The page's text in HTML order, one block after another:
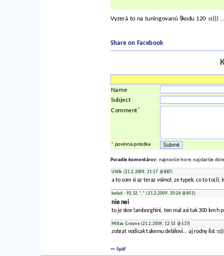
Vyzerá to na tuningovanú Škodu 120 :o)))
Share on Facebook
Name
Subject
Comment*
* povinná položka
Poradie komentárov: najnovšie hore, najstaršie dole
Uhlik (21.2.2009, 21:17 @887)
a to som si az teraz vsimol, ze typek, co to tocil,
balad - 92.52.*.* (21.2.2009, 20:26 @851)
nie nei
to je skor lamborghini, ten mal asi tak 300 km h
Millas Groove (21.2.2009, 12:53 @537)
zobrat vodicak takemu debilovi... aj rodny list
<< Späť